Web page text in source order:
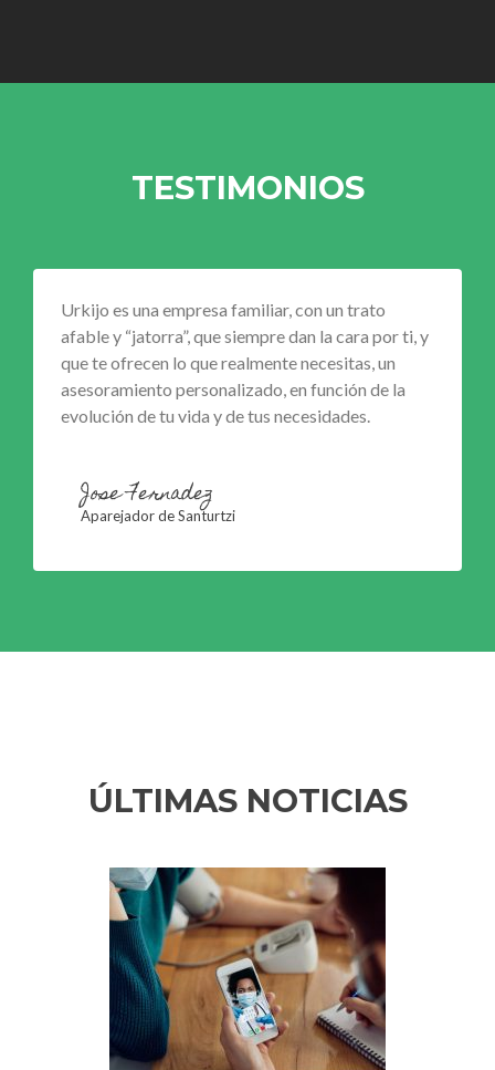
TESTIMONIOS
Urkijo es una empresa familiar, con un trato
afable y “jatorra”, que siempre dan la cara por ti, y
que te ofrecen lo que realmente necesitas, un
asesoramiento personalizado, en función de la
evolución de tu vida y de tus necesidades.
Jose Fernadez
Aparejador de Santurtzi
ÚLTIMAS NOTICIAS